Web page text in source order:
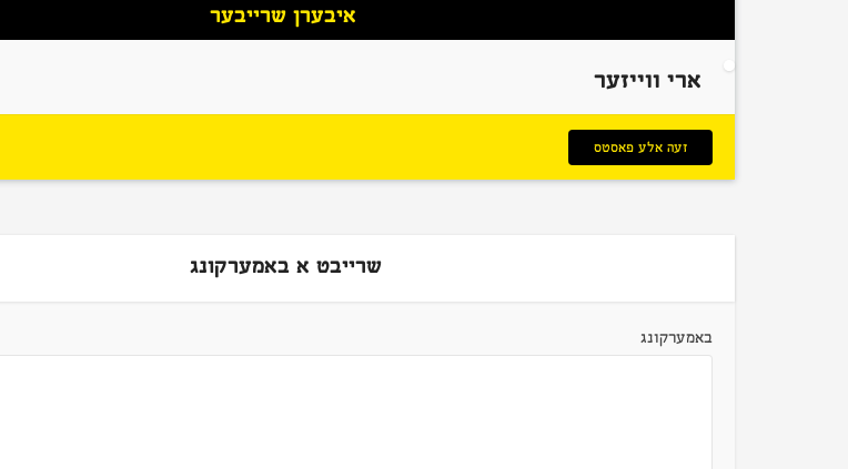
איבערן שרייבער
ארי ווייזער
זעה אלע פאסטס
שרייבט א באמערקונג
באמערקונג